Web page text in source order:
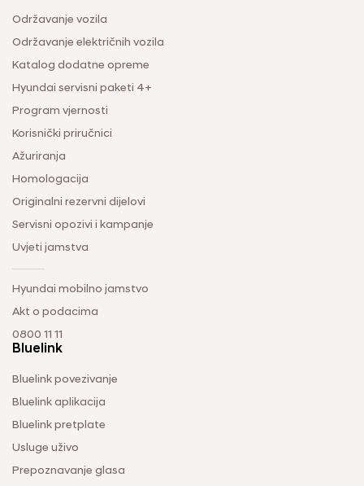
Održavanje vozila
Održavanje električnih vozila
Katalog dodatne opreme
Hyundai servisni paketi 4+
Program vjernosti
Korisnički priručnici
Ažuriranja
Homologacija
Originalni rezervni dijelovi
Servisni opozivi i kampanje
Uvjeti jamstva
Hyundai mobilno jamstvo
Akt o podacima
0800 11 11
Bluelink
Bluelink povezivanje
Bluelink aplikacija
Bluelink pretplate
Usluge uživo
Prepoznavanje glasa